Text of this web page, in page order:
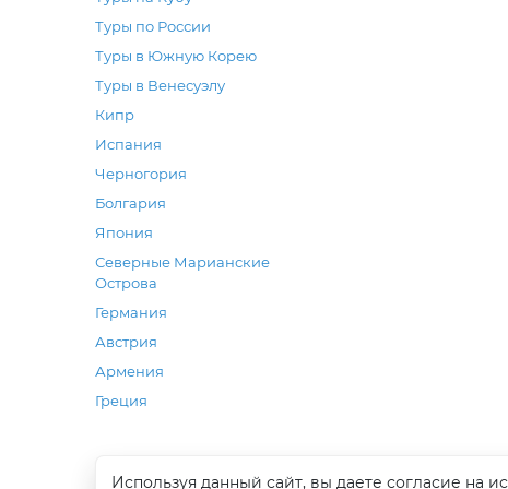
Туры по России
Туры в Южную Корею
Туры в Венесуэлу
Кипр
Испания
Черногория
Болгария
Япония
Северные Марианские
Острова
Германия
Австрия
Армения
Греция
Используя данный сайт, вы даете согласие на